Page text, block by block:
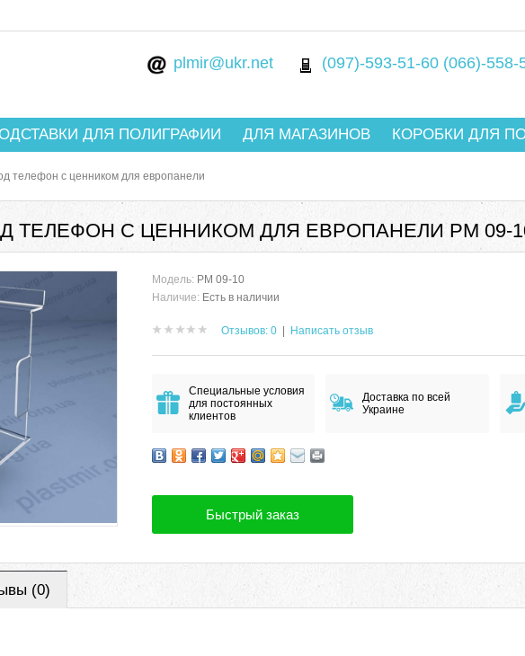
plmir@ukr.net (097)-593-51-60 (066)-558-
ДЛЯ ПОЛИГРАФИИ ДЛЯ МАГАЗИНОВ КОРОБКИ ДЛЯ
телефон с ценником для европанели
ТЕЛЕФОН С ЦЕННИКОМ ДЛЯ ЕВРОПАНЕЛИ РМ 09-
Модель: РМ 09-10
Наличие: Есть в наличии
Отзывов: 0 Написать отзыв
Специальные условия
для постоянных
клиентов
Доставка по всей
Украине
Быстрый заказ
(0)